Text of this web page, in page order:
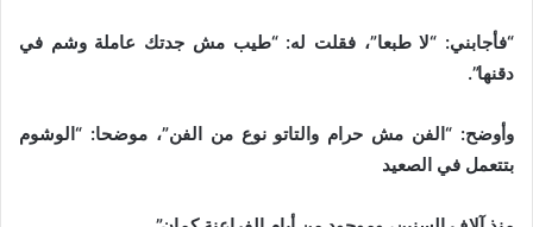
“فأجابني: “لا طبعا”، فقلت له: “طيب مش جدتك عاملة وشم في
دقنها”.
وأوضح: “الفن مش حرام والتاتو نوع من الفن”، موضحا: “الوشوم
بتتعمل في الصعيد